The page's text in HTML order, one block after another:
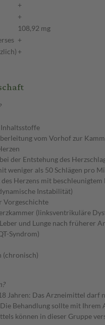
+
+
108,92 mg
+
+
vom Vorhof zur
der Entstehung des
weniger als 50 Schlägen pro
Herzens mit
Instabilität)
Vorgeschichte
(linksventrikuläre
und Lunge nach früherer
Syndrom)
(chronisch)
Jahren: Das Arzneimittel darf
Behandlung sollte mit
können in dieser Gruppe